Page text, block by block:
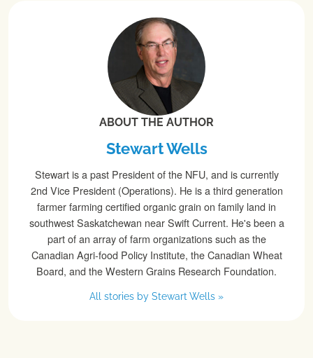
ABOUT THE AUTHOR
Stewart Wells
Stewart is a past President of the NFU, and is currently
2nd Vice President (Operations). He is a third generation
farmer farming certified organic grain on family land in
southwest Saskatchewan near Swift Current. He's been a
part of an array of farm organizations such as the
Canadian Agri-food Policy Institute, the Canadian Wheat
Board, and the Western Grains Research Foundation.
All stories by Stewart Wells »